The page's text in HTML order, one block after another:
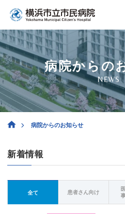
病院からの
NEWS
病院からのお知らせ
新着情報
全て 患者さん向け